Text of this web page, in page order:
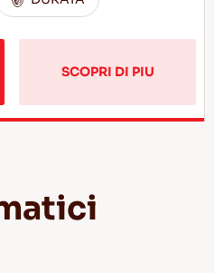
SCOPRI DI PIU